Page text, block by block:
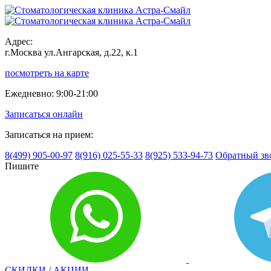
Адрес:
г.Москва ул.Ангарская, д.22, к.1
посмотреть на карте
Ежедневно: 9:00-21:00
Записаться онлайн
Записаться на прием:
8(499) 905-00-97 8(916) 025-55-33 8(925) 533-94-73 Обратный
Пишите